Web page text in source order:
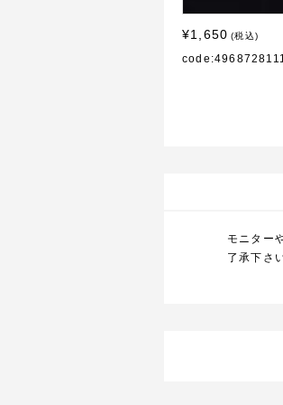
¥1,650 (税込)
モニター
了承下さ